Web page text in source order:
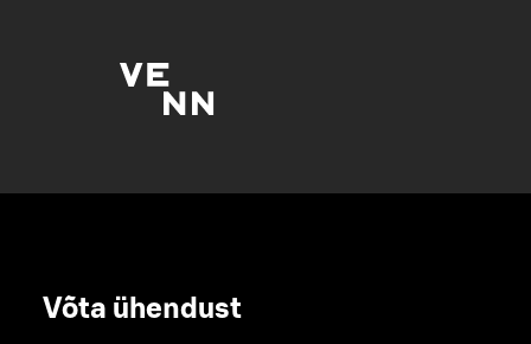
Võta ühendust